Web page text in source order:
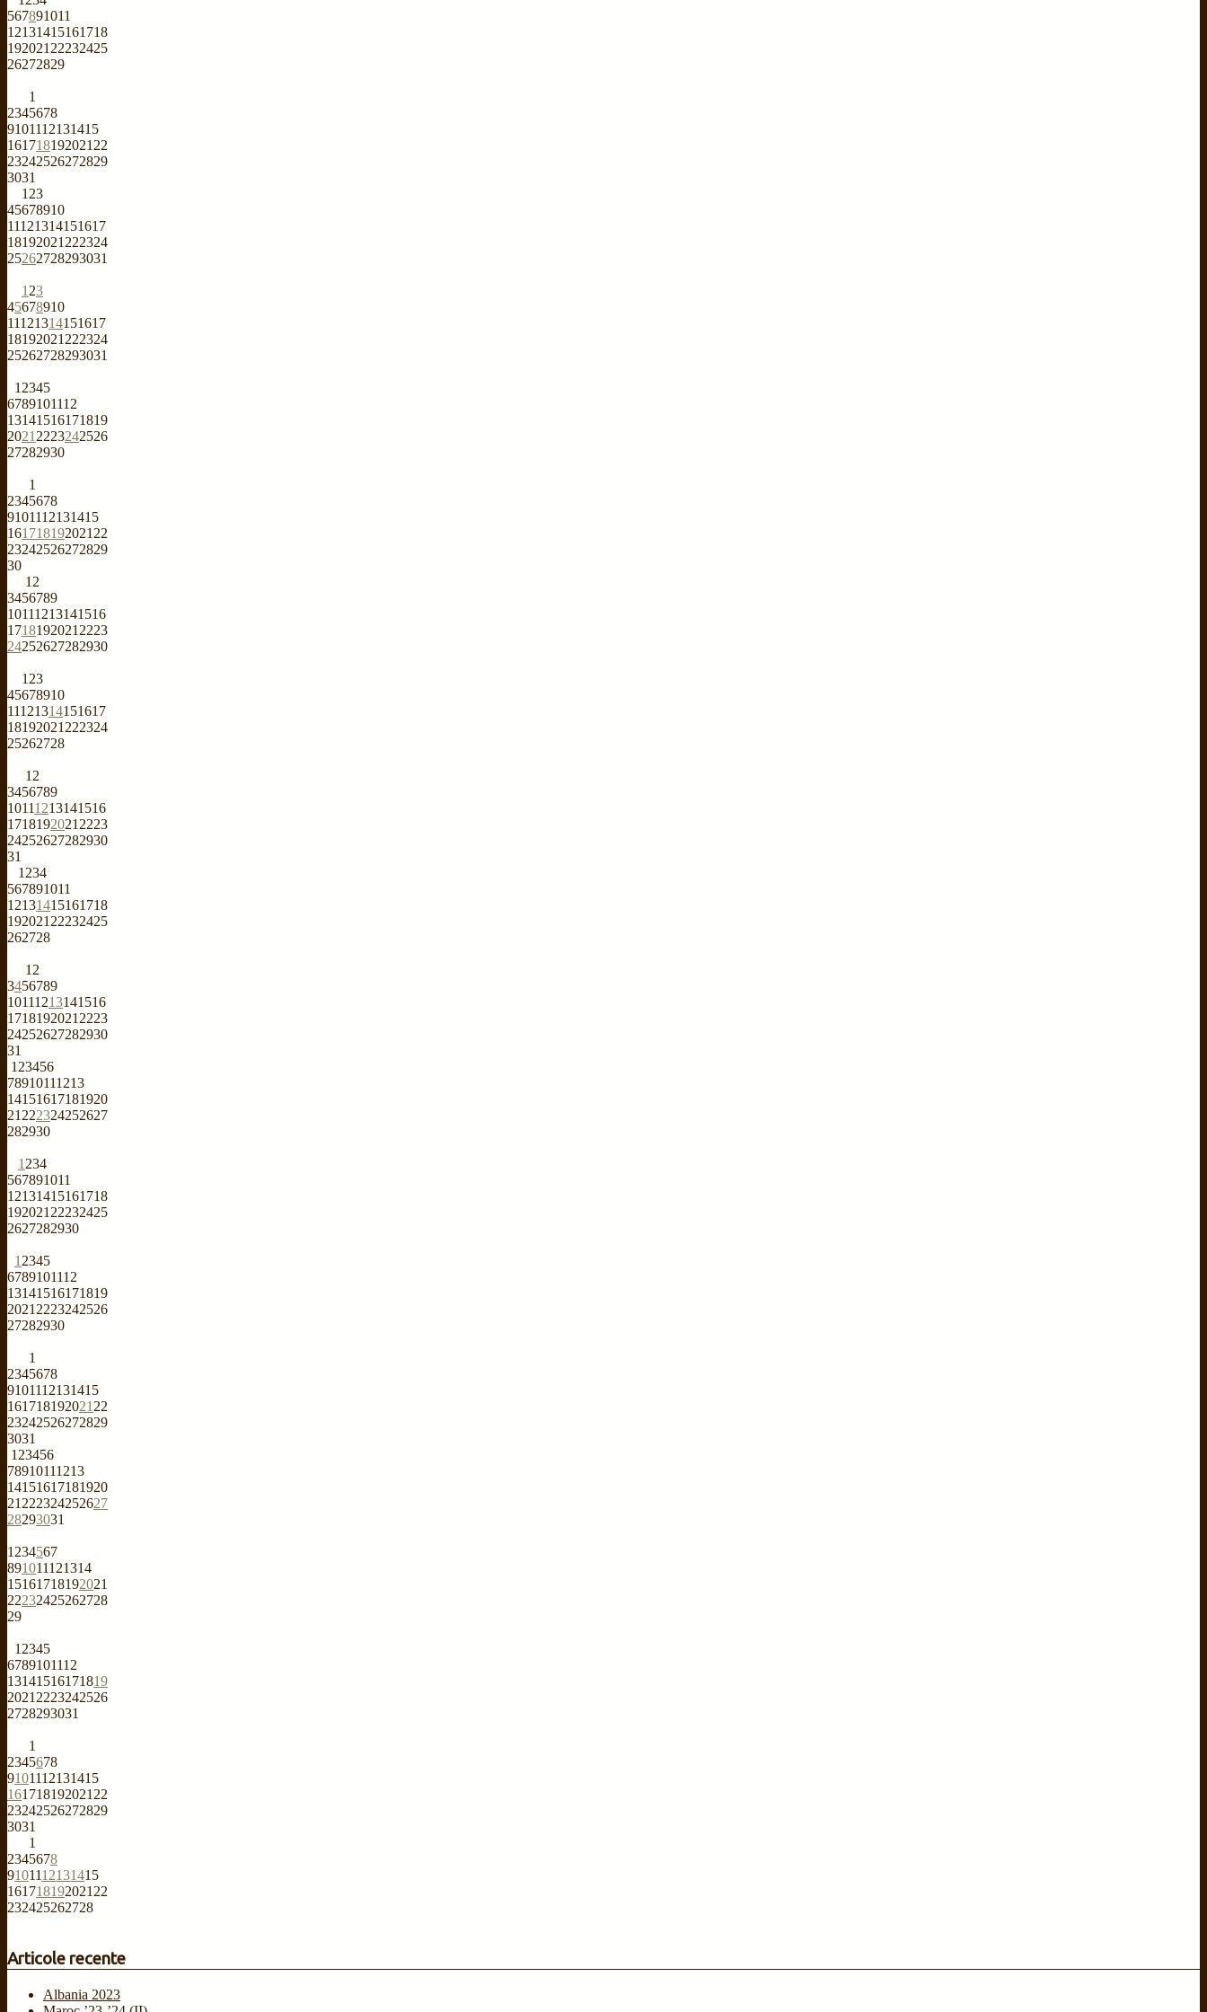
567891011
12131415161718
192021 22232425
26272829
1
2345678
9101112131415
161718192021 22
23242526272829
3031
1 23
45678910
11121314151617
18192021 222324
25262728293031
1 23
45678910
11121314151617
18192021 222324
25262728293031
1 2345
6789101112
13141516171819
2021 2223242526
27282930
1
2345678
9101112131415
161718192021 22
23242526272829
30
1 2
3456789
10111213141516
1718192021 2223
24252627282930
1 23
45678910
11121314151617
18192021 222324
25262728
1 2
3456789
10111213141516
1718192021 2223
24252627282930
31
1 234
567891011
12131415161718
192021 22232425
262728
1 2
3456789
10111213141516
1718192021 2223
24252627282930
31
1 23456
78910111213
14151617181920
21 222324252627
282930
1 234
567891011
12131415161718
192021 22232425
2627282930
1 2345
6789101112
13141516171819
2021 2223242526
27282930
1
2345678
9101112131415
161718192021 22
23242526272829
3031
1 23456
78910111213
14151617181920
21 222324252627
28293031
1 234567
891011121314
15161718192021
22232425262728
29
1 2345
6789101112
13141516171819
2021 2223242526
2728293031
1
2345678
9101112131415
161718192021 22
23242526272829
3031
1
2345678
9101112131415
161718192021 22
232425262728
Articole recente
Albania 2023